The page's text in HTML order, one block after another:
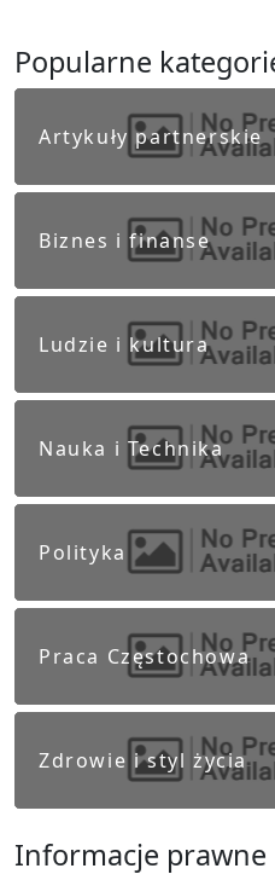
Popularne
Artykuły partnerskie
Biznes i finanse
Ludzie i kultura
Nauka i Technika
Polityka
Praca Częstochowa
Zdrowie i styl życia
Informacje prawne